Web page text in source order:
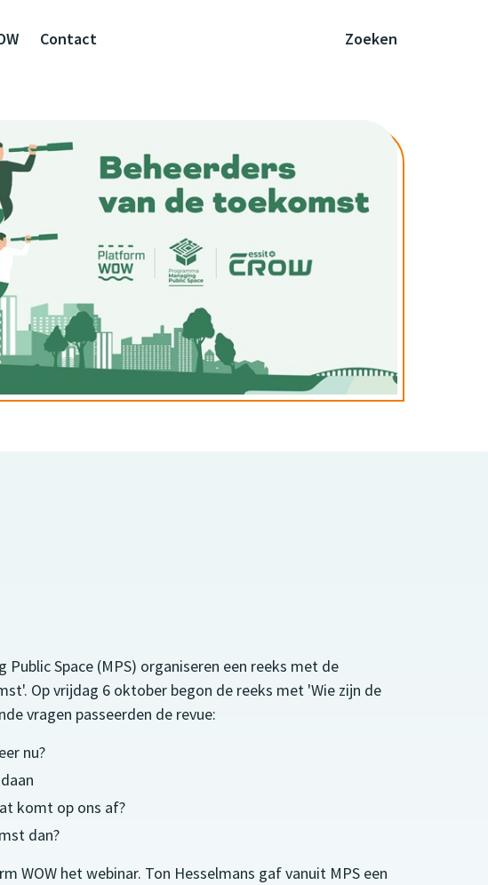
Contact Zoeken
Public Space (MPS) organiseren een reeks met de
Op vrijdag 6 oktober begon de reeks met 'Wie zijn de
vragen passeerden de revue:
nu?
komt op ons af?
dan?
WOW het webinar. Ton Hesselmans gaf vanuit MPS een